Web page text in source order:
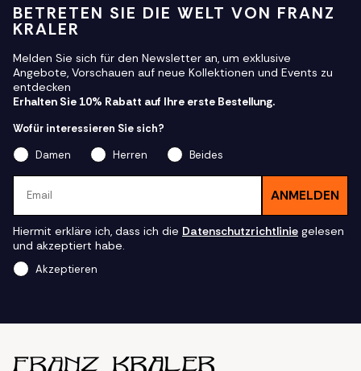
BETRETEN SIE DIE WELT VON FRANZ
KRALER
Melden Sie sich für den Newsletter an, um exklusive
Angebote, Vorschauen auf neue Kollektionen und Events zu
entdecken
Erhalten Sie 10% Rabatt auf Ihre erste Bestellung.
Wofür interessieren Sie sich?
Damen
Herren
Beides
ANMELDEN
Hiermit erkläre ich, dass ich die Datenschutzrichtlinie gelesen
und akzeptiert habe.
Akzeptieren